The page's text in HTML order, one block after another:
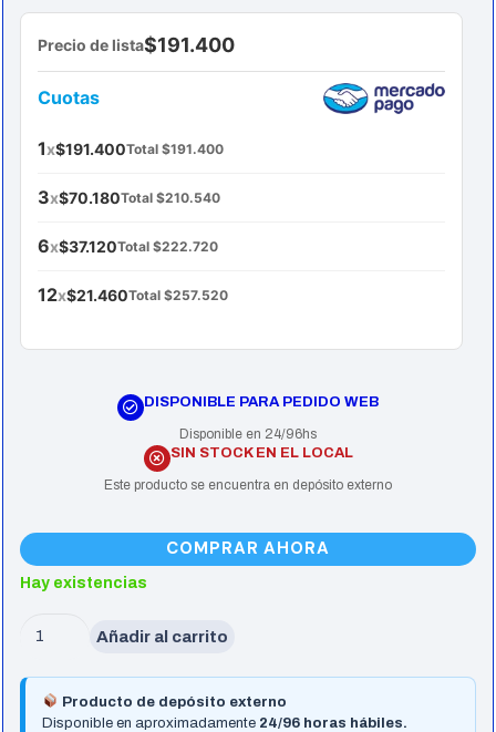
Precio de lista$191.400
Cuotas
1x$191.400Total $191.400
3x$70.180Total $210.540
6x$37.120Total $222.720
12x$21.460Total $257.520
DISPONIBLE PARA PEDIDO WEB
Disponible en 24/96hs
SIN STOCK EN EL LOCAL
Este producto se encuentra en depósito externo
COMPRAR AHORA
Hay existencias
Motherboard
H810M
Añadir al carrito
Producto de depósito externo
Disponible en aproximadamente 24/96 horas hábiles.